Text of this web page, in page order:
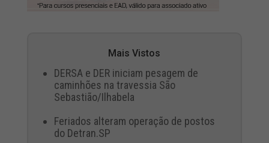
Mais Vistos
DERSA e DER iniciam pesagem de
caminhões na travessia São
Sebastião/Ilhabela
Feriados alteram operação de postos
do Detran.SP